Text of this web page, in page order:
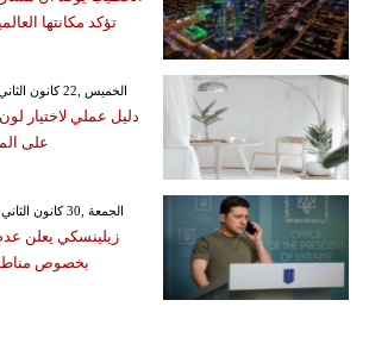
تؤكد مكانتها
GMT 18:46 2026 الخميس ,22 كانون الثاني / يناير
دليل عملي لاختيار
على
GMT 09:47 2026 الجمعة ,30 كانون الثاني / يناير
زيلينسكي يعلن
بخصوص